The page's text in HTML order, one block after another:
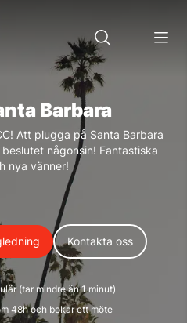
Barbara
Att plugga på Santa Barbara
någonsin! Fantastiska
nya vänner!
Kontakta oss
(tar mindre än 1 minut)
48h och bokar ett möte